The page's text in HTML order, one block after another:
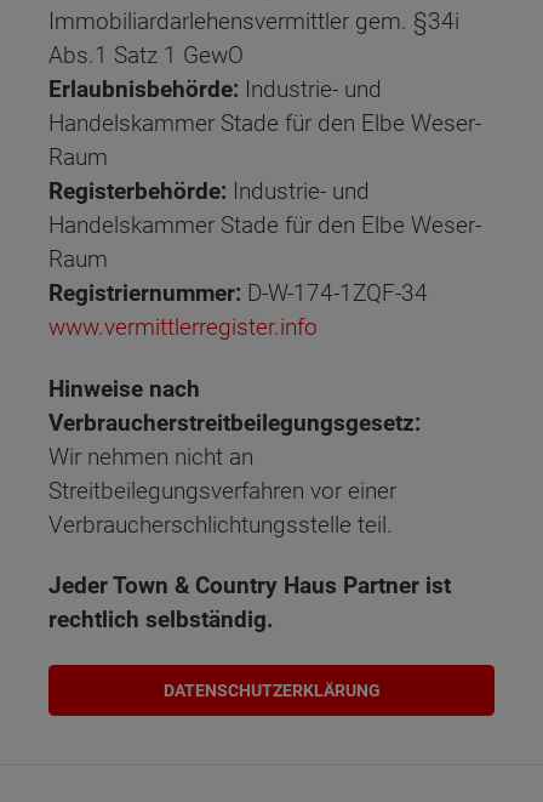
Immobiliardarlehensvermittler gem. §34i
Abs.1 Satz 1 GewO
Erlaubnisbehörde: Industrie- und
Handelskammer Stade für den Elbe Weser-
Raum
Registerbehörde: Industrie- und
Handelskammer Stade für den Elbe Weser-
Raum
Registriernummer: D-W-174-1ZQF-34
www.vermittlerregister.info
Hinweise nach
Verbraucherstreitbeilegungsgesetz:
Wir nehmen nicht an
Streitbeilegungsverfahren vor einer
Verbraucherschlichtungsstelle teil.
Jeder Town & Country Haus Partner ist
rechtlich selbständig.
DATENSCHUTZERKLÄRUNG